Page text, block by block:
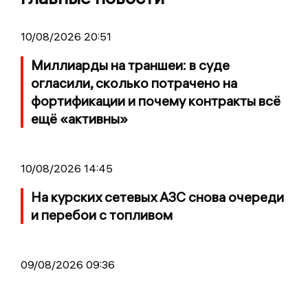
10/08/2026 20:51
Миллиарды на траншеи: в суде
огласили, сколько потрачено на
фортификации и почему контракты всё
ещё «активны»
10/08/2026 14:45
На курских сетевых АЗС снова очереди
и перебои с топливом
09/08/2026 09:36